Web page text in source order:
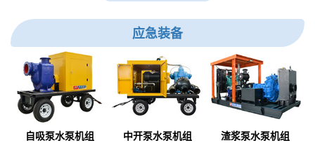
应急装备
自吸泵水泵机组 中开泵水泵机组 渣浆泵水泵机组